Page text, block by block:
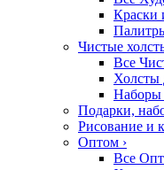
Краски
Чистые
Все
Холсты
Наборы
Подарки,
Рисование и
Оптом ›
Все